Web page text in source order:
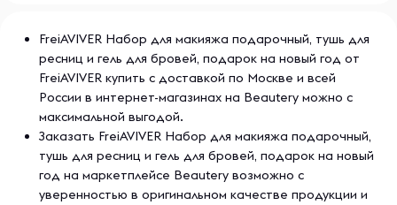
FreiAVIVER Набор для макияжа подарочный, тушь для
ресниц и гель для бровей, подарок на новый год от
FreiAVIVER купить с доставкой по Москве и всей
России в интернет-магазинах на Beautery можно с
максимальной выгодой.
Заказать FreiAVIVER Набор для макияжа подарочный,
тушь для ресниц и гель для бровей, подарок на новый
год на маркетплейсе Beautery возможно с
уверенностью в оригинальном качестве продукции и